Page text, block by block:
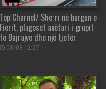
Top Channel/ Sherri në burgun e
Fierit, plagoset anëtari i grupit
të Bajrajve dhe një tjetër
08/08 12:27